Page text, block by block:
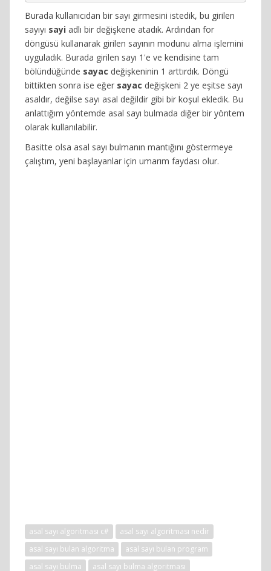
Burada kullanıcıdan bir sayı girmesini istedik, bu girilen
sayıyı sayi adlı bir değişkene atadık. Ardından for
döngüsü kullanarak girilen sayının modunu alma işlemini
uyguladık. Burada girilen sayı 1'e ve kendisine tam
bölündüğünde sayac değişkeninin 1 arttırdık. Döngü
bittikten sonra ise eğer sayac değişkeni 2 ye eşitse sayı
asaldır, değilse sayı asal değildir gibi bir koşul ekledik. Bu
anlattığım yöntemde asal sayı bulmada diğer bir yöntem
olarak kullanılabilir.
Basitte olsa asal sayı bulmanın mantığını göstermeye
çalıştım, yeni başlayanlar için umarım faydası olur.
asal sayı algoritması c#
asal sayı algoritması nedir
asal sayı bulan algoritma
asal sayı bulan program
asal sayı bulma
asal sayı bulma algoritması